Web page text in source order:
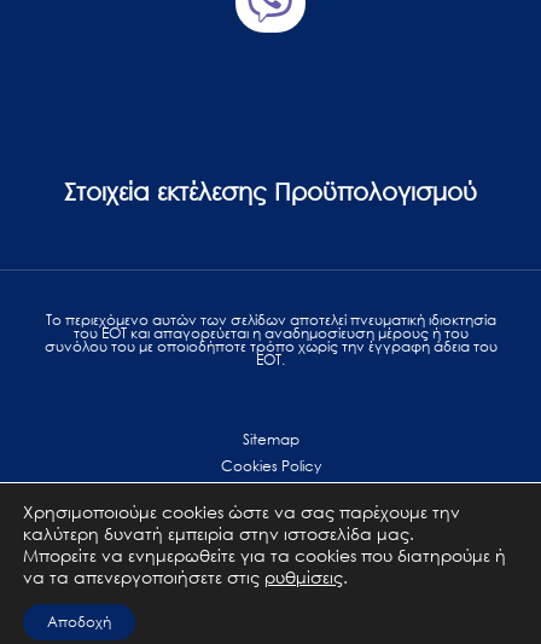
Στοιχεία εκτέλεσης Προϋπολογισμού
Το περιεχόμενο αυτών των σελίδων αποτελεί πvευματική ιδιοκτησία
του ΕΟΤ και απαγορεύεται η αναδημοσίευση μέρους ή του
συνόλου του με οποιοδήποτε τρόπο χωρίς την έγγραφη άδεια του
ΕΟΤ.
Sitemap
Cookies Policy
Terms of use
Επικοινωνία
Χρησιμοποιούμε cookies ώστε να σας παρέχουμε την
καλύτερη δυνατή εμπειρία στην ιστοσελίδα μας.
Μπορείτε να ενημερωθείτε για τα cookies που διατηρούμε ή
να τα απενεργοποιήσετε στις ρυθμίσεις.
Αποδοχή